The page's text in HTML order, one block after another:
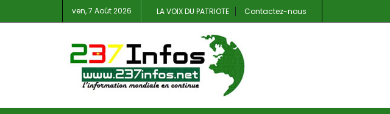
ven, 7 Août 2026 LA VOIX DU PATRIOTE Contactez-nous